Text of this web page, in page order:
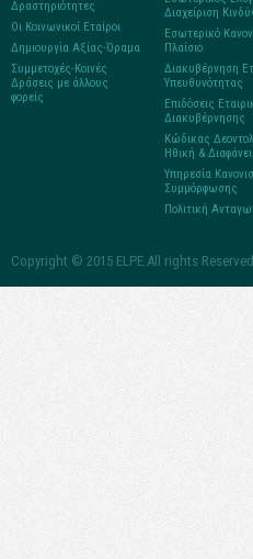
Δραστηριότητες
Οι Κοινωνικοί Εταίροι
Δημιουργία Αξίας-Όραμα
Συμμετοχές-Κοινές
Δράσεις με άλλους
φορείς
Διαχείριση
Εσωτερικό
Πλαίσιο
Διακυβέρνηση
Υπευθυνότητας
Επιδόσεις
Διακυβέρνησης
Κώδικας
Ηθική &
Υπηρεσία
Συμμόρφωσης
Πολιτική
Copyright © 2015 ELPE.All rights